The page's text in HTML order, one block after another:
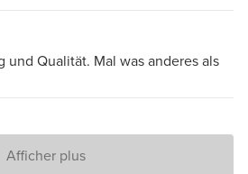
und Qualität. Mal was anderes als
Afficher plus